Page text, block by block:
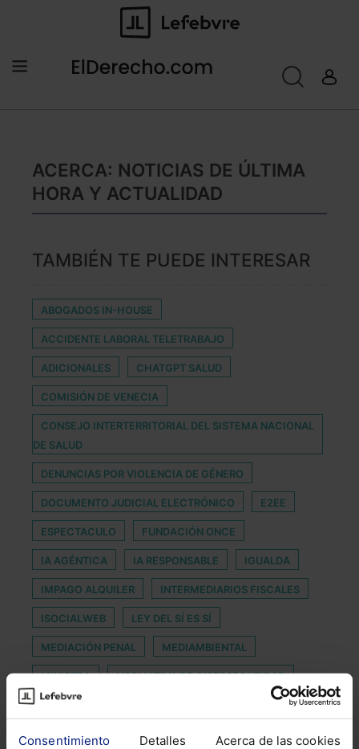
Consentimiento Detalles Acerca de las cookies
ACERCA: NOTICIAS DE ÚLTIMA
HORA Y ACTUALIDAD
TAMBIÉN TE PUEDE INTERESAR
ABOGADOS IN-HOUSE
ACCIDENTE LABORAL TELETRABAJO
ADICIONALES CHATGPT SALUD
COMISIÓN DE VENECIA
CONSEJO INTERTERRITORIAL DEL SISTEMA NACIONAL
DE SALUD
DENUNCIAS POR VIOLENCIA DE GÉNERO
DOCUMENTO JUDICIAL ELECTRÓNICO E2EE
ESPECTACULO FUNDACIÓN ONCE
IA AGÉNTICA IA RESPONSABLE IGUALDA
IMPAGO ALQUILER INTERMEDIARIOS FISCALES
ISOCIALWEB LEY DEL SÍ ES SÍ
MEDIACIÓN PENAL MEDIAMBIENTAL
MINISTRA NORMATIVA DE CIBERSEGURIDAD
OBLIGACIONES TRIBUTARIAS
PACIENTE PERSONALIDAD JURÍDICA